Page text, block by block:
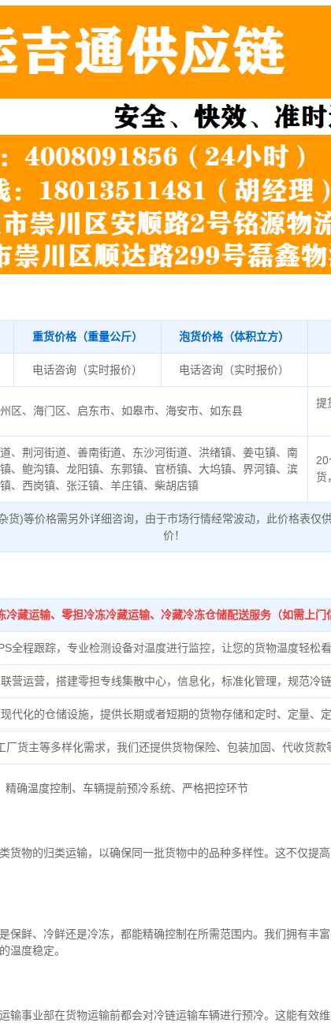
重货价格（重量公斤） 泡货价格（体积立方）
电话咨询（实时报价） 电话咨询（实时报价）
区、海门区、启东市、如皋市、海安市、如东县
提
、荆河街道、善南街道、东沙河街道、洪绪镇、姜屯镇、南
、鲍沟镇、龙阳镇、东郭镇、官桥镇、大坞镇、界河镇、滨
、西岗镇、张汪镇、羊庄镇、柴胡店镇
20
货
货)等价格需另外详细咨询，由于市场行情经常波动，此价格表仅
价！
冷藏运输、零担冷冻冷藏运输、冷藏冷冻仓储配送服务（如需上门
全程跟踪，专业检测设备对温度进行监控，让您的货物温度轻松
营运营，搭建零担专线集散中心，信息化，标准化管理，规范冷
代化的仓储设施，提供长期或者短期的货物存储和定时、定量、
厂货主等多样化需求，我们还提供货物保险、包装加固、代收货款
精确温度控制、 车辆提前预冷系统、 严格把控环节
货物的归类运输，以确保同一批货物中的品种多样性。这不仅提
保鲜、冷鲜还是冷冻，都能精确控制在所需范围内。我们拥有丰
温度稳定。
输事业部在货物运输前都会对冷链运输车辆进行预冷。这能有效